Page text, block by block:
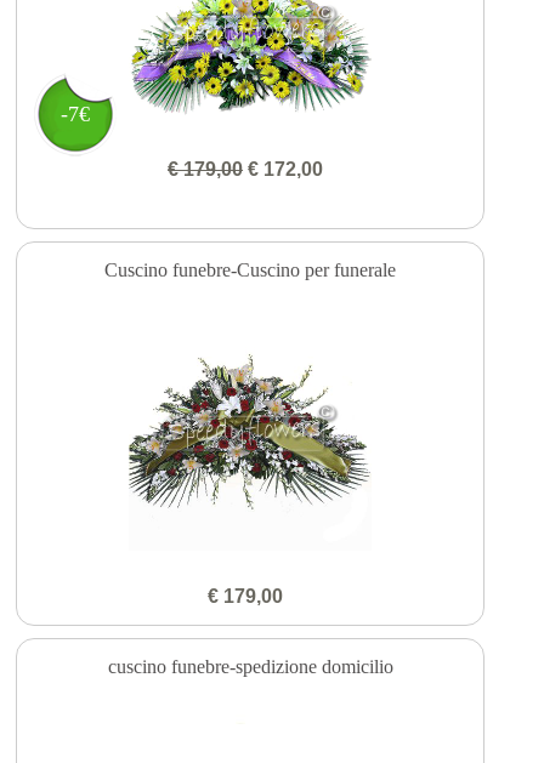
-7€
€ 179,00 € 172,00
Cuscino funebre-Cuscino per funerale
€ 179,00
cuscino funebre-spedizione domicilio